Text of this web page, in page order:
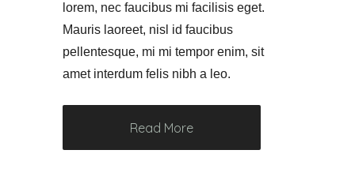
lorem, nec faucibus mi facilisis eget.
Mauris laoreet, nisl id faucibus
pellentesque, mi mi tempor enim, sit
amet interdum felis nibh a leo.
Read More